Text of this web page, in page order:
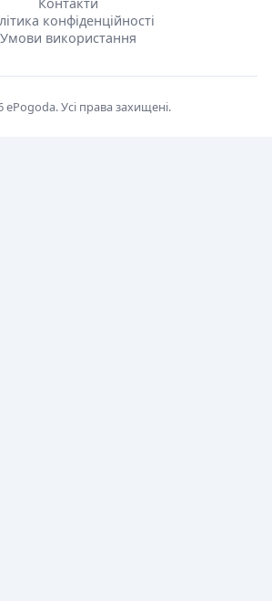
конфіденційності
Умови використання
ePogoda. Усі права захищені.